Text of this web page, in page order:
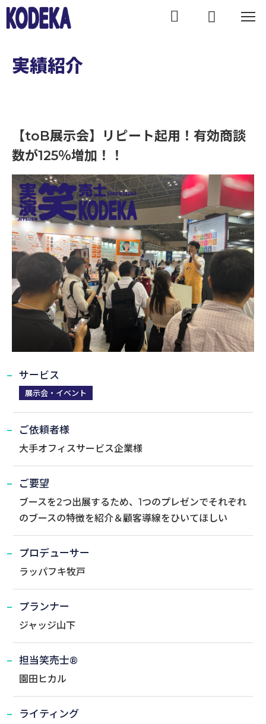
実績紹介
【toB展示会】リピート起用！有効商談
数が125％増加！！
サービス
展示会・イベント
ご依頼者様
大手オフィスサービス企業様
ご要望
ブースを2つ出展するため、1つのプレゼンでそれぞれ
のブースの特徴を紹介＆顧客導線をひいてほしい
プロデューサー
ラッパフキ牧戸
プランナー
ジャッジ山下
担当笑売士®
園田ヒカル
ライティング